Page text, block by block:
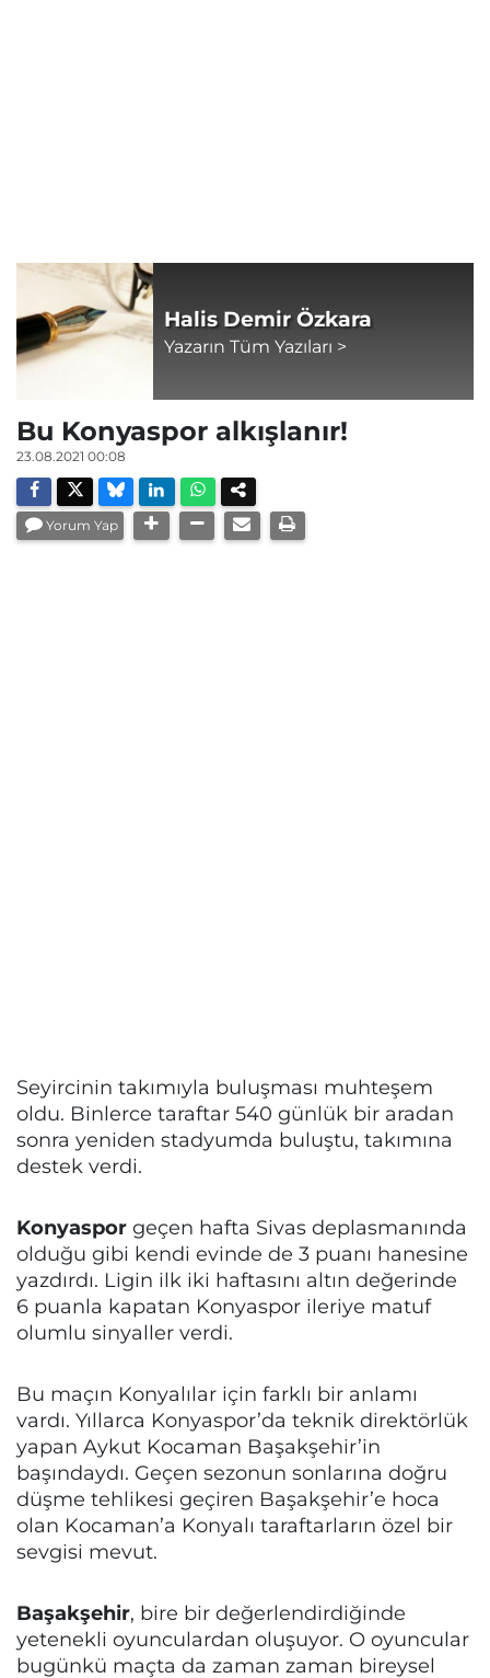
Halis Demir Özkara
Yazarın Tüm Yazıları >
Bu Konyaspor alkışlanır!
23.08.2021 00:08
Yorum Yap
Seyircinin takımıyla buluşması muhteşem
oldu. Binlerce taraftar 540 günlük bir aradan
sonra yeniden stadyumda buluştu, takımına
destek verdi.
Konyaspor geçen hafta Sivas deplasmanında
olduğu gibi kendi evinde de 3 puanı hanesine
yazdırdı. Ligin ilk iki haftasını altın değerinde
6 puanla kapatan Konyaspor ileriye matuf
olumlu sinyaller verdi.
Bu maçın Konyalılar için farklı bir anlamı
vardı. Yıllarca Konyaspor’da teknik direktörlük
yapan Aykut Kocaman Başakşehir’in
başındaydı. Geçen sezonun sonlarına doğru
düşme tehlikesi geçiren Başakşehir’e hoca
olan Kocaman’a Konyalı taraftarların özel bir
sevgisi mevut.
Başakşehir, bire bir değerlendirdiğinde
yetenekli oyunculardan oluşuyor. O oyuncular
bugünkü maçta da zaman zaman bireysel